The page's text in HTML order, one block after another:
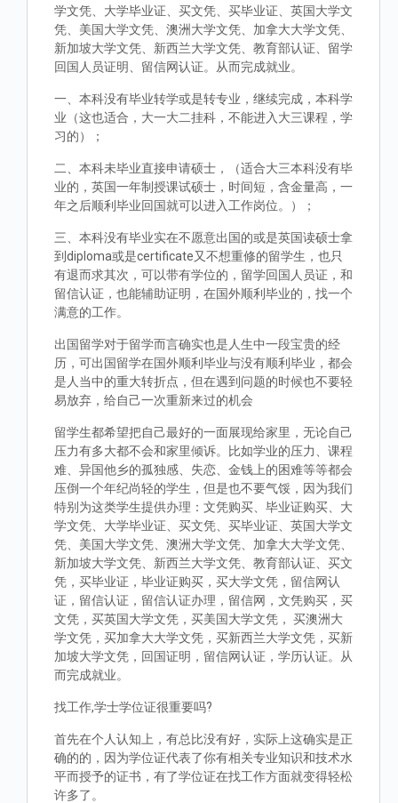
学文凭、大学毕业证、买文凭、买毕业证、英国大学文
凭、美国大学文凭、澳洲大学文凭、加拿大大学文凭、
新加坡大学文凭、新西兰大学文凭、教育部认证、留学
回国人员证明、留信网认证。从而完成就业。
一、本科没有毕业转学或是转专业，继续完成，本科学
业（这也适合，大一大二挂科，不能进入大三课程，学
习的）；
二、本科未毕业直接申请硕士，（适合大三本科没有毕
业的，英国一年制授课试硕士，时间短，含金量高，一
年之后顺利毕业回国就可以进入工作岗位。）；
三、本科没有毕业实在不愿意出国的或是英国读硕士拿
到diploma或是certificate又不想重修的留学生，也只
有退而求其次，可以带有学位的，留学回国人员证，和
留信认证，也能辅助证明，在国外顺利毕业的，找一个
满意的工作。
出国留学对于留学而言确实也是人生中一段宝贵的经
历，可出国留学在国外顺利毕业与没有顺利毕业，都会
是人当中的重大转折点，但在遇到问题的时候也不要轻
易放弃，给自己一次重新来过的机会
留学生都希望把自己最好的一面展现给家里，无论自己
压力有多大都不会和家里倾诉。比如学业的压力、课程
难、异国他乡的孤独感、失恋、金钱上的困难等等都会
压倒一个年纪尚轻的学生，但是也不要气馁，因为我们
特别为这类学生提供办理：文凭购买、毕业证购买、大
学文凭、大学毕业证、买文凭、买毕业证、英国大学文
凭、美国大学文凭、澳洲大学文凭、加拿大大学文凭、
新加坡大学文凭、新西兰大学文凭、教育部认证、买文
凭，买毕业证，毕业证购买，买大学文凭，留信网认
证，留信认证，留信认证办理，留信网，文凭购买，买
文凭，买英国大学文凭，买美国大学文凭， 买澳洲大
学文凭，买加拿大大学文凭，买新西兰大学文凭，买新
加坡大学文凭，回国证明，留信网认证，学历认证。从
而完成就业。
找工作,学士学位证很重要吗?
首先在个人认知上，有总比没有好，实际上这确实是正
确的的，因为学位证代表了你有相关专业知识和技术水
平而授予的证书，有了学位证在找工作方面就变得轻松
许多了。